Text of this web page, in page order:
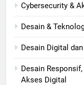
Cybersecurity &
Desain &
Desain Digital
Desain
Akses Digital